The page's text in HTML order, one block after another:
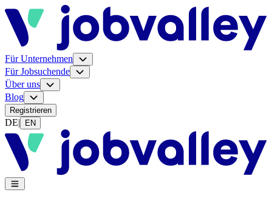
Für Unternehmen
Für Jobsuchende
Über uns
Blog
Registrieren
DE| EN